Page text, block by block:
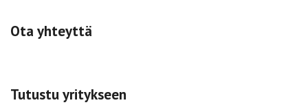
Ota yhteyttä
Tutustu yritykseen